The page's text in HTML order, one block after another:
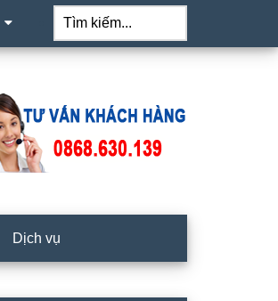
Tìm
kiếm...
Dịch vụ